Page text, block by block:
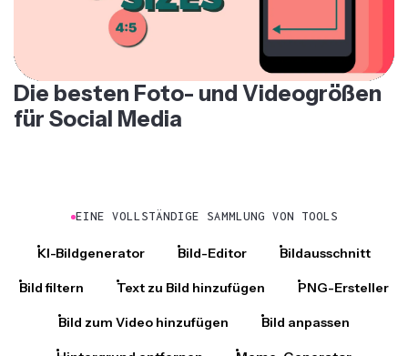
Die besten Foto- und Videogrößen
für Social Media